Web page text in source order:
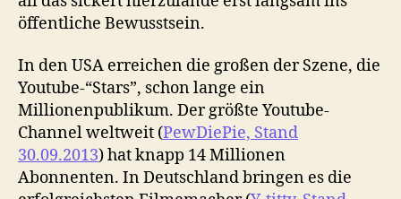
öffentliche Bewusstsein.
In den USA erreichen die großen der Szene, die
Youtube-“Stars”, schon lange ein
Millionenpublikum. Der größte Youtube-
Channel weltweit (PewDiePie, Stand
30.09.2013) hat knapp 14 Millionen
Abonnenten. In Deutschland bringen es die